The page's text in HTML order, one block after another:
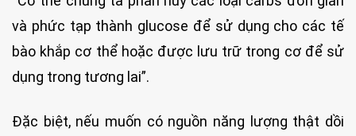
và phức tạp thành glucose để sử dụng cho các tế
bào khắp cơ thể hoặc được lưu trữ trong cơ để sử
dụng trong tương lai”.
Đặc biệt, nếu muốn có nguồn năng lượng thật dồi